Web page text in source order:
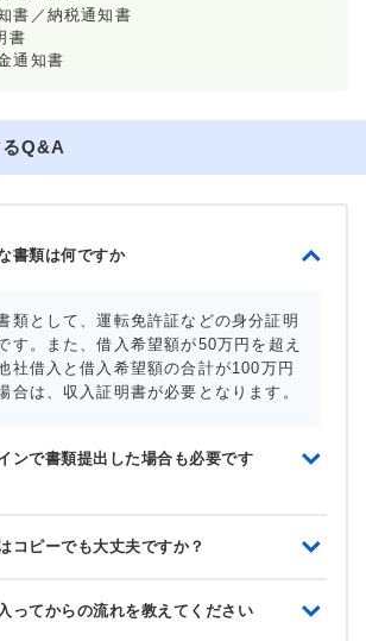
書／納税通知書
書
通知書
Q&A
書類は何ですか
類として、運転免許証などの身分証明
す。また、借入希望額が50万円を超え
社借入と借入希望額の合計が100万円
合は、収入証明書が必要となります。
ンで書類提出した場合も必要です
コピーでも大丈夫ですか？
ってからの流れを教えてください